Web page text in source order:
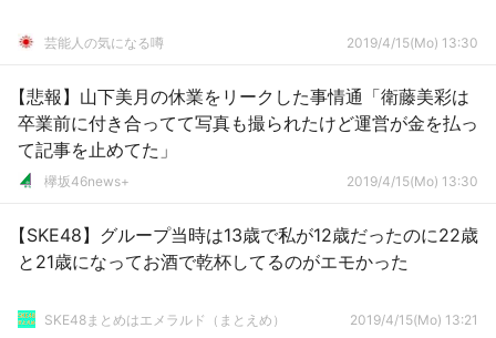
芸能人の気になる噂 2019/4/15(Mo) 13:30
【悲報】山下美月の休業をリークした事情通「衛藤美彩は
卒業前に付き合ってて写真も撮られたけど運営が金を払っ
て記事を止めてた」
欅坂46news+ 2019/4/15(Mo) 13:30
【SKE48】グループ当時は13歳で私が12歳だったのに22歳
と21歳になってお酒で乾杯してるのがエモかった
SKE48まとめはエメラルド（まとえめ） 2019/4/15(Mo) 13:21